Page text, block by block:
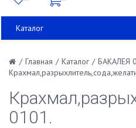
Каталог
/ Главная / Каталог / БАКАЛЕЯ
0101.